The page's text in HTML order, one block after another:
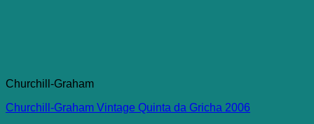
Churchill-Graham
Churchill-Graham Vintage Quinta da Gricha 2006